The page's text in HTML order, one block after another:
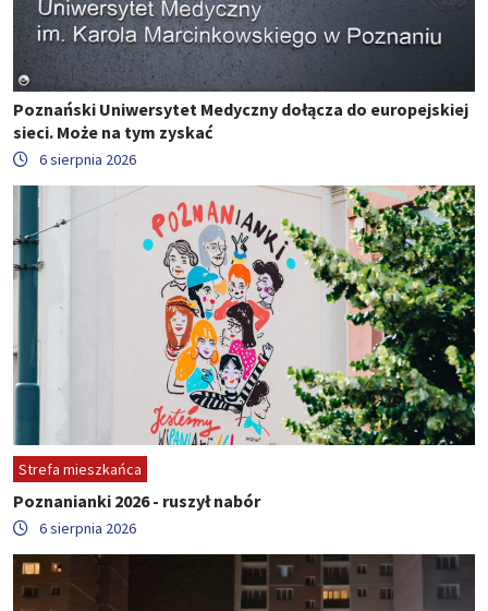
Poznański Uniwersytet Medyczny dołącza do europejskiej
sieci. Może na tym zyskać
6 sierpnia 2026
Strefa mieszkańca
Poznanianki 2026 - ruszył nabór
6 sierpnia 2026